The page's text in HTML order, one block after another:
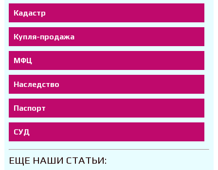
Кадастр
Купля-продажа
МФЦ
Наследство
Паспорт
СУД
ЕЩЕ НАШИ СТАТЬИ: